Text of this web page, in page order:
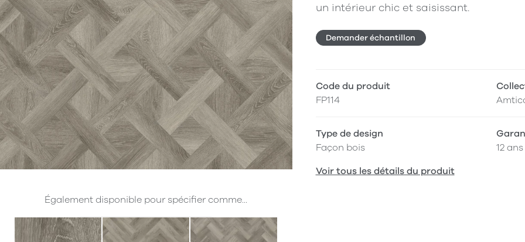
un intérieur chic et saisissant.
Demander échantillon
Également disponible pour spécifier comme...
Code du produit
FP114
Type de design
Façon bois
12 ans
Voir tous les détails du produit